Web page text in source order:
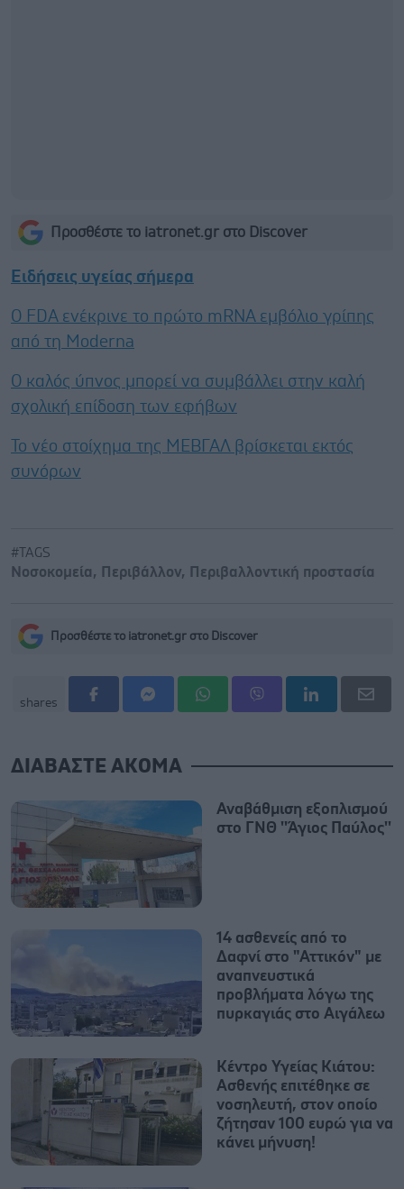
Προσθέστε το iatronet.gr στο Discover
Ειδήσεις υγείας σήμερα
Ο FDA ενέκρινε το πρώτο mRNA εμβόλιο γρίπης
από τη Moderna
Ο καλός ύπνος μπορεί να συμβάλλει στην καλή
σχολική επίδοση των εφήβων
Το νέο στοίχημα της ΜΕΒΓΑΛ βρίσκεται εκτός
συνόρων
#TAGS
Νοσοκομεία, Περιβάλλον, Περιβαλλοντική προστασία
Προσθέστε το iatronet.gr στο Discover
shares
ΔΙΑΒΑΣΤΕ ΑΚΟΜΑ
Αναβάθμιση εξοπλισμού
στο ΓΝΘ ''Άγιος Παύλος''
14 ασθενείς από το
Δαφνί στο "Αττικόν" με
αναπνευστικά
προβλήματα λόγω της
πυρκαγιάς στο Αιγάλεω
Κέντρο Υγείας Κιάτου:
Ασθενής επιτέθηκε σε
νοσηλευτή, στον οποίο
ζήτησαν 100 ευρώ για να
κάνει μήνυση!